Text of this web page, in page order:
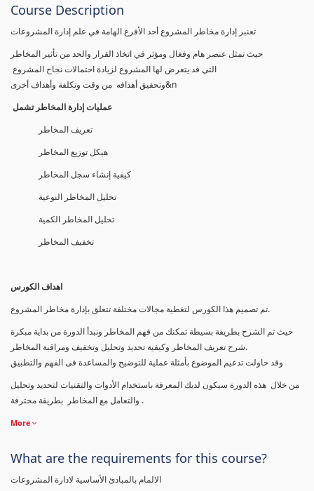
Course Description
حيث تمثل عنصر هام وفغال ومؤثر في اتخاذ القرار والحد من تأثير المخاطر
وتحقيق أهدافه من وقت وتكلفة وأهداف أخرى&n
عمليات إدارة المخاطر تشمل
تعريف المخاطر
هيكل توزيع المخاطر
كيفية إنشاء سجل المخاطر
تحليل المخاطر النوعية
تحليل المخاطر الكمية
تخفيف المخاطر
اهداف الكورس
تم تصمیم ھذا الكورس لتغطیة مجالات مختلفة تتعلق بإدارة مخاطر المشروع.
حيث تم الشرح بطريقة بسيطة تمكنك من فهم المخاطر ونبدأ الدورة من بداية مبكرة
شرح تعريف المخاطر وكيفية تحديد وتحليل وتخفيف ومراقبة المخاطر.
وقد حاولت تدعيم الموضوع بأمثلة عملية للتوضيح والمساعدة فى الفهم والتطبيق
من خلال هذه الدورة سيكون لديك المعرفة باستخدام الأدوات والتقنيات لتحديد وتحليل
والتعامل مع المخاطر بطريقة محترفة .
More
What are the requirements for this course?
الالمام بالمبادئ الأساسية لادارة المشروعات